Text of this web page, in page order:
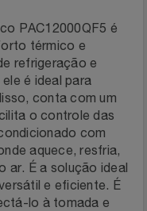
PAC12000QF5 é
térmico e
refrigeração e
é ideal para
conta com um
o controle das
com
aquece, resfria,
ar. É a solução ideal
e eficiente. É
lo à tomada e